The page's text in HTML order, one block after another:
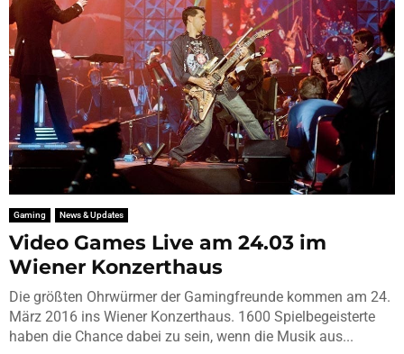
Gaming News & Updates
Video Games Live am 24.03 im
Wiener Konzerthaus
Die größten Ohrwürmer der Gamingfreunde kommen am 24.
März 2016 ins Wiener Konzerthaus. 1600 Spielbegeisterte
haben die Chance dabei zu sein, wenn die Musik aus...